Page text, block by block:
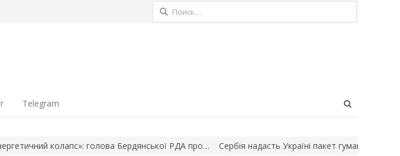
Найти:
Telegram
колапс»: голова Бердянської РДА про… Сербія надасть Україні пакет гуманітарної